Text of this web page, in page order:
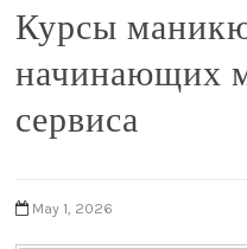
Курсы
начинающих
сервиса
May 1, 2026